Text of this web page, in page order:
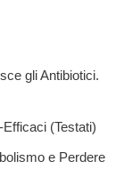
gli Antibiotici.
(Testati)
e Perdere